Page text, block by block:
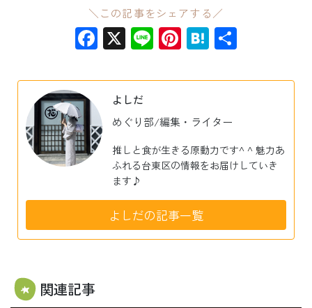
＼この記事をシェアする／
Facebook
X LinePinterest
Hatena
よしだ
めぐり部/編集・ライター
推しと食が生きる原動力です^ ^ 魅力あ
ふれる台東区の情報をお届けしていき
ます♪
よしだの記事一覧
関連記事